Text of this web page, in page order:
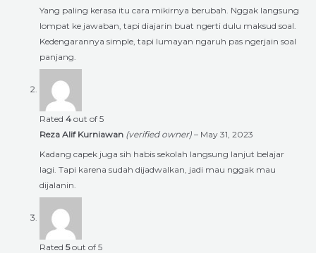
Yang paling kerasa itu cara mikirnya berubah. Nggak langsung
lompat ke jawaban, tapi diajarin buat ngerti dulu maksud soal.
Kedengarannya simple, tapi lumayan ngaruh pas ngerjain soal
panjang.
Rated 4 out of 5
Reza Alif Kurniawan (verified owner) – May 31, 2023
Kadang capek juga sih habis sekolah langsung lanjut belajar
lagi. Tapi karena sudah dijadwalkan, jadi mau nggak mau
dijalanin.
Rated 5out of 5